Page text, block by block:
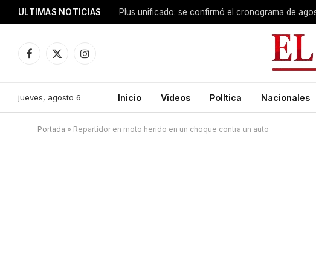
ULTIMAS NOTICIAS
Facebook
X
Instagram
jueves, agosto 6 Inicio Videos Política Nacionales
Portada » Repartidor en moto herido en un choque contra un auto